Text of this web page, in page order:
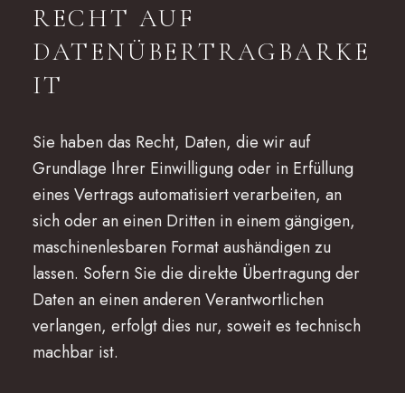
RECHT AUF
DATENÜBERTRAGBARKE
IT
Sie haben das Recht, Daten, die wir auf
Grundlage Ihrer Einwilligung oder in Erfüllung
eines Vertrags automatisiert verarbeiten, an
sich oder an einen Dritten in einem gängigen,
maschinenlesbaren Format aushändigen zu
lassen. Sofern Sie die direkte Übertragung der
Daten an einen anderen Verantwortlichen
verlangen, erfolgt dies nur, soweit es technisch
machbar ist.